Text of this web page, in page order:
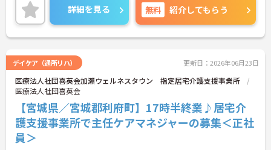
詳細を見る 無料 紹介してもらう
デイケア（通所リハ） 更新日：2026年06月23日
医療法人社団喜英会加瀬ウェルネスタウン 指定居宅介護支援事業所
医療法人社団喜英会
【宮城県／宮城郡利府町】17時半終業♪居宅介
護支援事業所で主任ケアマネジャーの募集＜正社
員＞